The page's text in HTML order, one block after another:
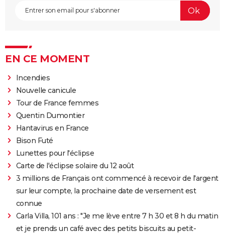
EN CE MOMENT
Incendies
Nouvelle canicule
Tour de France femmes
Quentin Dumontier
Hantavirus en France
Bison Futé
Lunettes pour l'éclipse
Carte de l'éclipse solaire du 12 août
3 millions de Français ont commencé à recevoir de l'argent
sur leur compte, la prochaine date de versement est
connue
Carla Villa, 101 ans : "Je me lève entre 7 h 30 et 8 h du matin
et je prends un café avec des petits biscuits au petit-